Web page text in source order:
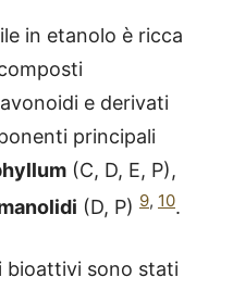
in etanolo è ricca
e derivati
principali
(C, D, E, P),
(D, P) 9, 10.
bioattivi sono stati